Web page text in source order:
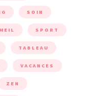
SOIN
SPORT
TABLEAU
VACANCES
ZEN